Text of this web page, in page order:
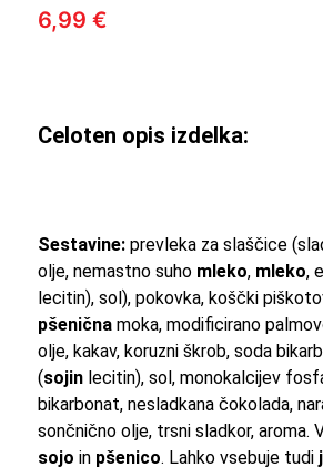
6,99 €
Celoten opis izdelka:
Sestavine: prevleka za slaščice
olje, nemastno suho mleko, mleko,
lecitin), sol), pokovka, koščki
pšeničnamoka, modificirano
olje, kakav, koruzni škrob, soda
(sojin lecitin), sol, monokalcijev
bikarbonat, nesladkana čokolada,
sončnično olje, trsni sladkor, aroma.
sojo inpšenico. Lahko vsebuje tudi